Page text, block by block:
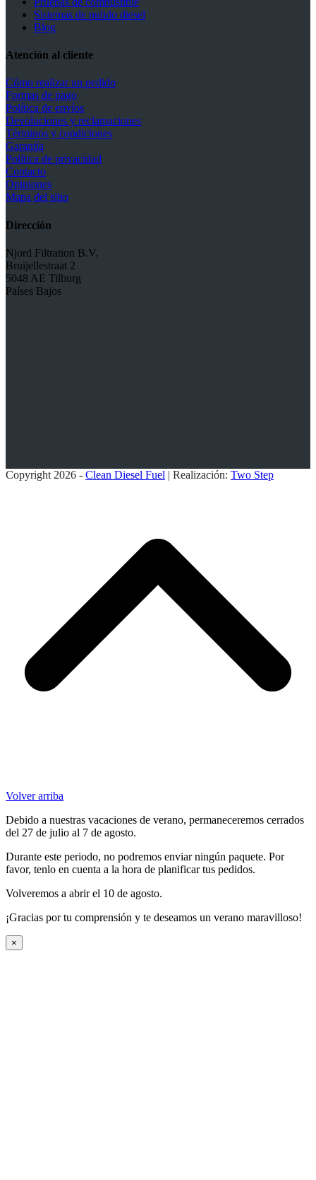
Sistemas de pulido diesel
Blog
Atención al cliente
Cómo realizar un pedido
Formas de pago
Política de envíos
Devoluciones y reclamaciones
Términos y condiciones
Garantía
Política de privacidad
Contacto
Opiniones
Mapa del sitio
Dirección
Njord Filtration B.V.
Bruijellestraat 2
5048 AE Tilburg
Países Bajos
Copyright 2026 - Clean Diesel Fuel | Realización: Two Step
Volver arriba
Debido a nuestras vacaciones de verano, permaneceremos cerrados
del 27 de julio al 7 de agosto.
Durante este periodo, no podremos enviar ningún paquete. Por
favor, tenlo en cuenta a la hora de planificar tus pedidos.
Volveremos a abrir el 10 de agosto.
¡Gracias por tu comprensión y te deseamos un verano maravilloso!
×